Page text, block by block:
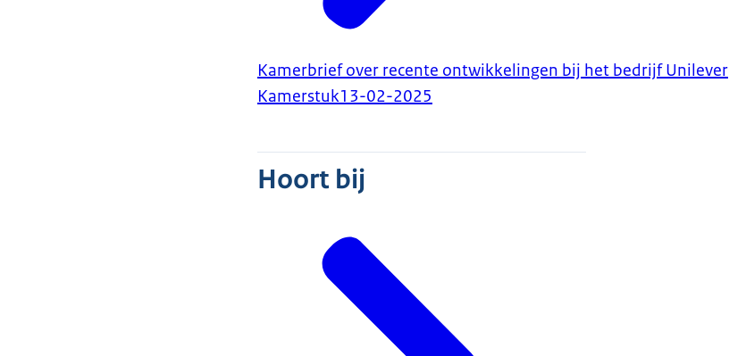
Kamerbrief over recente ontwikkelingen bij het bedrijf Unilever
Kamerstuk13-02-2025
Hoort bij